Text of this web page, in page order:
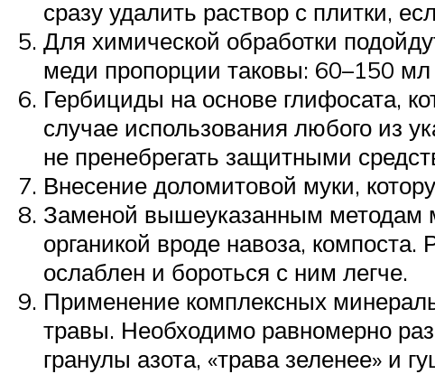
сразу удалить раствор с плитки,
Для химической обработки
меди пропорции таковы: 60–150
Гербициды на основе глифосата,
случае использования любого из
не пренебрегать защитными
Внесение доломитовой муки,
Заменой вышеуказанным методам
органикой вроде навоза,
ослаблен и бороться с ним легче.
Применение комплексных
травы. Необходимо равномерно
гранулы азота, «трава зеленее» и